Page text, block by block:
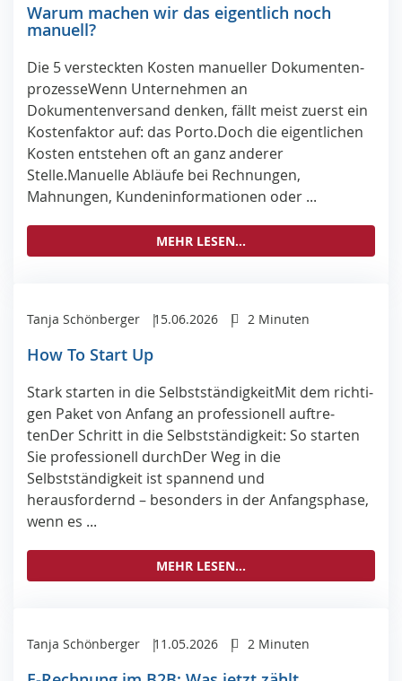
Warum machen wir das eigentlich noch
manuell?
Die 5 ver­steck­ten Kos­ten ma­nu­el­ler Do­ku­men­ten­
pro­zes­seWenn Unternehmen an
Dokumentenversand denken, fällt meist zuerst ein
Kostenfaktor auf: das Porto.Doch die eigentlichen
Kosten entstehen oft an ganz anderer
Stelle.Manuelle Abläufe bei Rechnungen,
Mahnungen, Kundeninformationen oder ...
MEHR LESEN...
Tanja Schönberger 15.06.2026 2 Minuten
How To Start Up
Stark star­ten in die Selbst­stän­dig­keitMit dem rich­ti­
gen Pa­ket von An­fang an pro­fes­sio­nell auf­tre­
tenDer Schritt in die Selbstständigkeit: So starten
Sie professionell durchDer Weg in die
Selbstständigkeit ist spannend und
herausfordernd – besonders in der Anfangsphase,
wenn es ...
MEHR LESEN...
Tanja Schönberger 11.05.2026 2 Minuten